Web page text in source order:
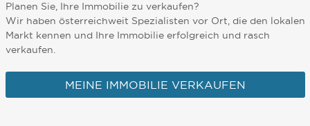
Planen Sie, Ihre Immobilie zu verkaufen?
Wir haben österreichweit Spezialisten vor Ort, die den lokalen
Markt kennen und Ihre Immobilie erfolgreich und rasch
verkaufen.
MEINE IMMOBILIE VERKAUFEN